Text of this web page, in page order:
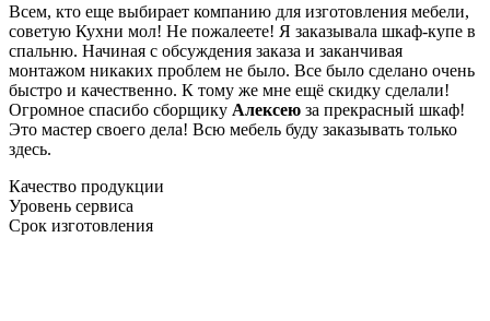
Всем, кто еще выбирает компанию для изготовления мебели,
советую Кухни мол! Не пожалеете! Я заказывала шкаф-купе в
спальню. Начиная с обсуждения заказа и заканчивая
монтажом никаких проблем не было. Все было сделано очень
быстро и качественно. К тому же мне ещё скидку сделали!
Огромное спасибо сборщику Алексею за прекрасный шкаф!
Это мастер своего дела! Всю мебель буду заказывать только
здесь.
Качество продукции
Уровень сервиса
Срок изготовления